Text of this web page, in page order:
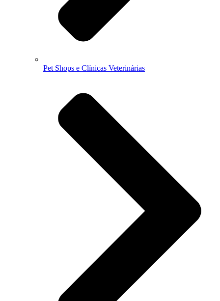
Pet Shops e Clínicas Veterinárias